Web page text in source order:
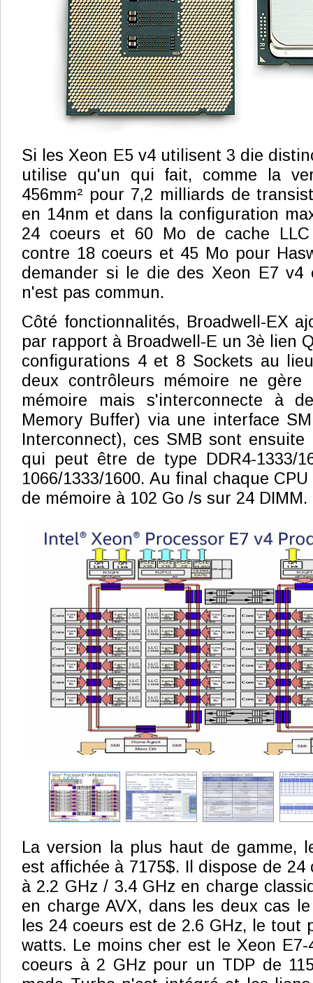
Si les Xeon E5 v4 utilisent 3 die
utilise qu'un qui fait, comme la
456mm² pour 7,2 milliards de
en 14nm et dans la configuration
24 coeurs et 60 Mo de cache
contre 18 coeurs et 45 Mo pour
demander si le die des Xeon E7 v4
n'est pas commun.
Côté fonctionnalités, Broadwell-EX
par rapport à Broadwell-E un 3è lien
configurations 4 et 8 Sockets au
deux contrôleurs mémoire ne gère
mémoire mais s'interconnecte à
Memory Buffer) via une interface
Interconnect), ces SMB sont
qui peut être de type DDR4-1333/
1066/1333/1600. Au final chaque
de mémoire à 102 Go /s sur 24 DIMM.
La version la plus haut de gamme,
est affichée à 7175$. Il dispose de
à 2.2 GHz / 3.4 GHz en charge
en charge AVX, dans les deux cas
les 24 coeurs est de 2.6 GHz, le tout
watts. Le moins cher est le Xeon
coeurs à 2 GHz pour un TDP de